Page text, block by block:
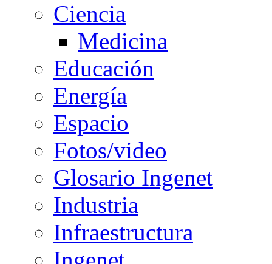
Ciencia
Medicina
Educación
Energía
Espacio
Fotos/video
Glosario Ingenet
Industria
Infraestructura